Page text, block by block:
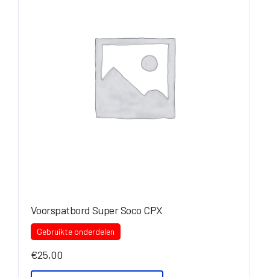
Voorspatbord Super Soco CPX
Gebruikte onderdelen
€25,00